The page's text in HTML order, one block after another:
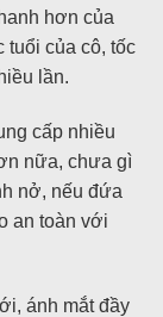
hơn của
của cô, tốc
lần.
cấp nhiều
nữa, chưa gì
nở, nếu đứa
an toàn với
ánh mắt đầy